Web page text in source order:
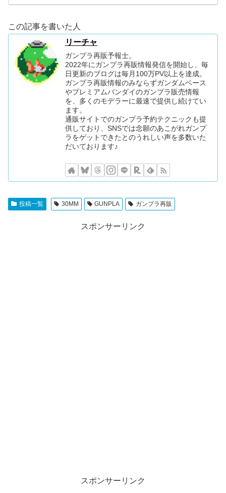
この記事を書いた人
リーチャ
ガンプラ再販予報士。
2022年にガンプラ再販情報発信を開始し、毎
日更新のブログは毎月100万PV以上を達成。
ガンプラ再販情報のみならずガンダムベース
やプレミアムバンダイのガンプラ販売情報
を、多くのモデラーに最速で提供し続けてい
ます。
通販サイトでのガンプラ予約テクニックも提
供しており、SNSでは念願のあこがれガンプ
ラをゲットできたとのうれしい声を多数いた
だいております♪
投稿一覧 30MM GUNPLA ガンプラ再販
スポンサーリンク
スポンサーリンク